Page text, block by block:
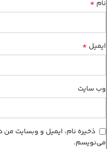
نام *
ایمیل *
وب‌ سایت
ذخیره نام، ایمیل و وبسایت من
می‌نویسم.